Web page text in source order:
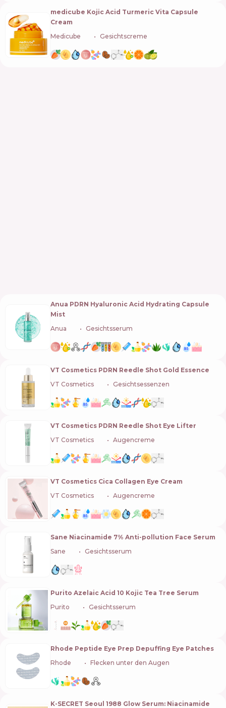
medicube Kojic Acid Turmeric Vita Capsule
Cream
Medicube
Gesichtscreme
Anua PDRN Hyaluronic Acid Hydrating Capsule
Mist
Anua
Gesichtsserum
VT Cosmetics PDRN Reedle Shot Gold Essence
VT Cosmetics
Gesichtsessenzen
VT Cosmetics PDRN Reedle Shot Eye Lifter
VT Cosmetics
Augencreme
VT Cosmetics Cica Collagen Eye Cream
VT Cosmetics
Augencreme
Sane Niacinamide 7% Anti-pollution Face Serum
Sane
Gesichtsserum
Purito Azelaic Acid 10 Kojic Tea Tree Serum
Purito
Gesichtsserum
Rhode Peptide Eye Prep Depuffing Eye Patches
Rhode
Flecken unter den Augen
K-SECRET Seoul 1988 Glow Serum: Niacinamide